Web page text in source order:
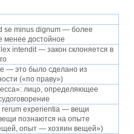
se minus dignum — более
менее достойное
intendit — закон склоняется в
— это было сделано из
(«по праву»)
лицо, определяющее
rerum experientia — вещи
познаются на опыте
опыт — хозяин вещей»)